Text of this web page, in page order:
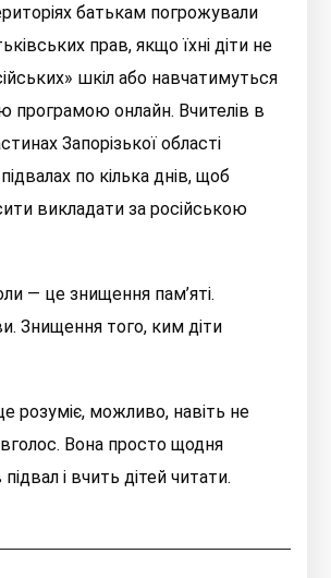
батькам погрожували
прав, якщо їхні діти не
шкіл або навчатимуться
програмою онлайн. Вчителів в
Запорізької області
по кілька днів, щоб
викладати за російською
— це знищення пам’яті.
Знищення того, ким діти
розуміє, можливо, навіть не
Вона просто щодня
і вчить дітей читати.